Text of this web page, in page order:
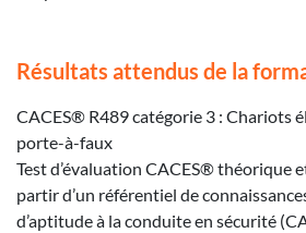
Résultats attendus de la
CACES® R489 catégorie 3 : Chariots
porte-à-faux
Test d’évaluation CACES® théorique
partir d’un référentiel de
d’aptitude à la conduite en sécurité